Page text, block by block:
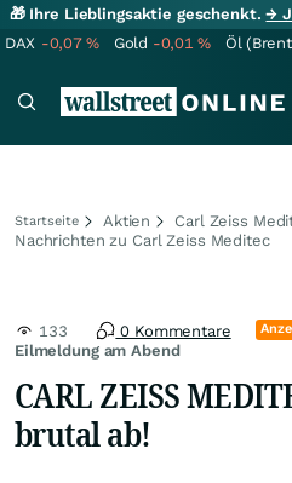
🎁 Ihre Lieblingsaktie geschenkt.→
DAX -0,07% Gold -0,01% Öl
Startseite Aktien
Carl Zeiss
Nachrichten zu Carl Zeiss Meditec
Eilmeldung am Abend
133 0 Kommentare
CARL ZEISS
brutal ab!